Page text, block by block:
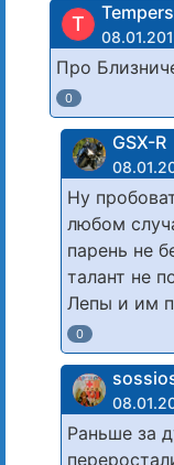
T Tempers
Про
0
GSX-R
Ну
любом
парень не
талант не
Лепы и им
0
Раньше за